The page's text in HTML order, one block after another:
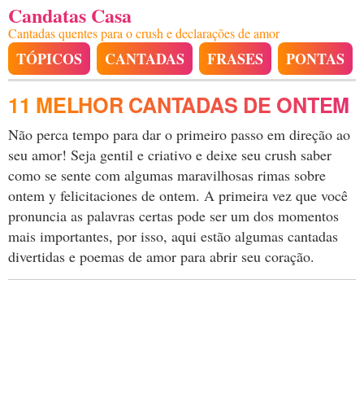
Candatas Casa
Cantadas quentes para o crush e declarações de amor
TÓPICOS CANTADAS FRASES PONTAS
11 MELHOR CANTADAS DE ONTEM
Não perca tempo para dar o primeiro passo em direção ao
seu amor! Seja gentil e criativo e deixe seu crush saber
como se sente com algumas maravilhosas rimas sobre
ontem y felicitaciones de ontem. A primeira vez que você
pronuncia as palavras certas pode ser um dos momentos
mais importantes, por isso, aqui estão algumas cantadas
divertidas e poemas de amor para abrir seu coração.